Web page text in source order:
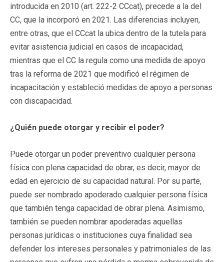
introducida en 2010 (art. 222-2 CCcat), precede a la del
CC, que la incorporó en 2021. Las diferencias incluyen,
entre otras, que el CCcat la ubica dentro de la tutela para
evitar asistencia judicial en casos de incapacidad,
mientras que el CC la regula como una medida de apoyo
tras la reforma de 2021 que modificó el régimen de
incapacitación y estableció medidas de apoyo a personas
con discapacidad.
¿Quién puede otorgar y recibir el poder?
Puede otorgar un poder preventivo cualquier persona
física con plena capacidad de obrar, es decir, mayor de
edad en ejercicio de su capacidad natural. Por su parte,
puede ser nombrado apoderado cualquier persona física
que también tenga capacidad de obrar plena. Asimismo,
también se pueden nombrar apoderadas aquellas
personas jurídicas o instituciones cuya finalidad sea
defender los intereses personales y patrimoniales de las